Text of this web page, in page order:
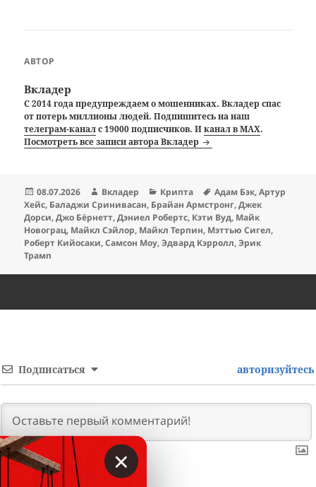
АВТОР
Вкладер
С 2014 года предупреждаем о мошенниках. Вкладер спас
от потерь миллионы людей. Подпишитесь на наш
телеграм-каналс 19000 подписчиков. Иканал в MAX.
Посмотреть все записи автора Вкладер
Опубликовано
08.07.2026 Автор
Вкладер Рубрики
Крипта Метки
Адам Бэк,Артур
Хейс, Баладжи Сринивасан, Брайан Армстронг,Джек
Дорси,Джо Бёрнетт,Дэниел Робертс, Кэти Вуд, Майк
Новограц, Майкл Сэйлор, Майкл Терпин, Мэттью Сигел,
Роберт Кийосаки,Самсон Моу,Эдвард Кэрролл,Эрик
Трамп
Подписаться авторизуйтесь
×